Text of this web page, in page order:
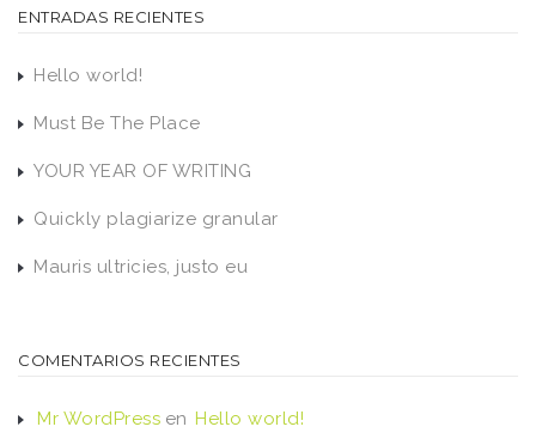
ENTRADAS RECIENTES
Hello world!
Must Be The Place
YOUR YEAR OF WRITING
Quickly plagiarize granular
Mauris ultricies, justo eu
COMENTARIOS RECIENTES
Mr WordPress en Hello world!